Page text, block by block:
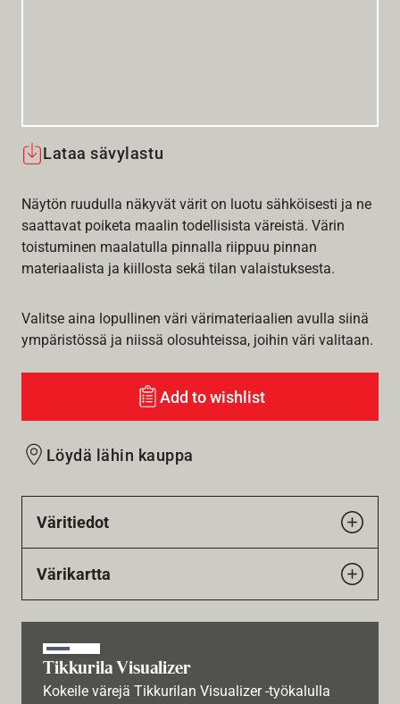
Lataa sävylastu
Näytön ruudulla näkyvät värit on luotu sähköisesti ja ne
saattavat poiketa maalin todellisista väreistä. Värin
toistuminen maalatulla pinnalla riippuu pinnan
materiaalista ja kiillosta sekä tilan valaistuksesta.
Valitse aina lopullinen väri värimateriaalien avulla siinä
ympäristössä ja niissä olosuhteissa, joihin väri valitaan.
Add to wishlist
Löydä lähin kauppa
Väritiedot
Värikartta
Tikkurila Visualizer
Kokeile värejä Tikkurilan Visualizer -työkalulla